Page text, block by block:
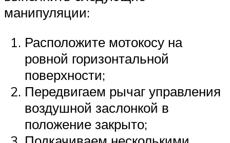
манипуляции:
Расположите мотокосу на
ровной горизонтальной
поверхности;
Передвигаем рычаг управления
воздушной заслонкой в
положение закрыто;